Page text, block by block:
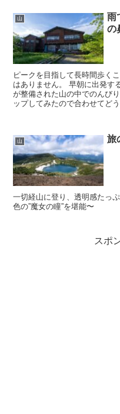
山
雨
の
ピークを目指して長時間歩く
はありません。 早朝に出発す
が整備された山の中でのんび
ップしてみたので合わせてどう
山 旅
一切経山に登り、透明感たっ
色の”魔女の瞳”を堪能〜
スポ